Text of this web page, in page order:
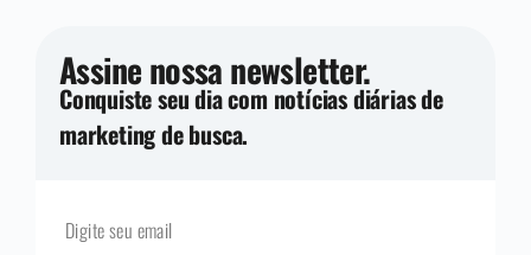
Assine nossa newsletter.
Conquiste seu dia com notícias diárias de
marketing de busca.